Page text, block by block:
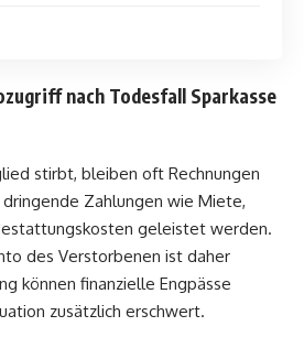
nach Todesfall Sparkasse
stirbt, bleiben oft Rechnungen
Zahlungen wie Miete,
geleistet werden.
des Verstorbenen ist daher
können finanzielle Engpässe
zusätzlich erschwert.